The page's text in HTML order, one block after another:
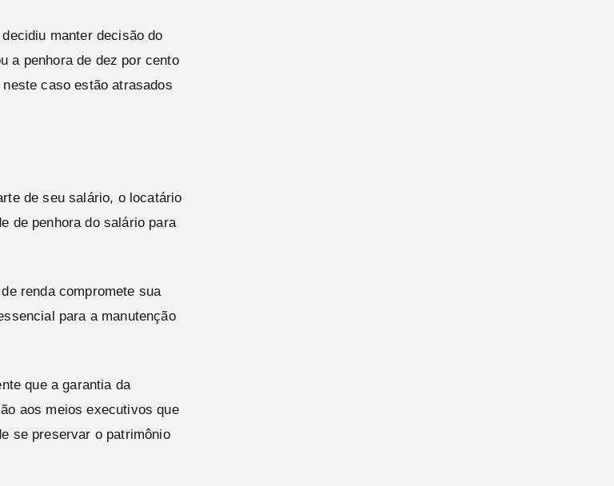
manter decisão do
a penhora de dez por cento
caso estão atrasados
de seu salário, o locatário
de penhora do salário para
renda compromete sua
para a manutenção
que a garantia da
aos meios executivos que
se preservar o patrimônio